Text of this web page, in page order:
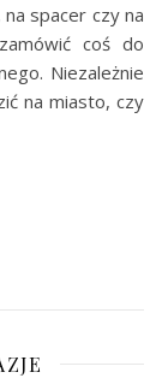
spacer czy na
coś do
Niezależnie
na miasto, czy